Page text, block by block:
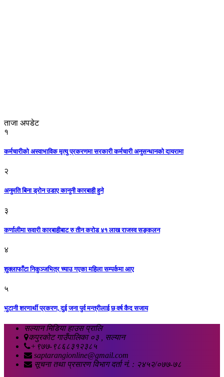
ताजा अपडेट
१
कर्मचारीको अस्वाभाविक मृत्यु प्रकरणमा सरकारी कर्मचारी अनुसन्धानको दायरामा
२
अनुमति बिना ड्रोन उडाए कानुनी कारबाही हुने
३
कर्णालीमा सवारी कारबाहीबाट रु तीन करोड ४१ लाख राजस्व सङ्कलन
४
शुक्लाफाँटा निकुञ्जभित्र च्याउ गएका महिला सम्पर्कमा आए
५
भुटानी शरणार्थी प्रकरण, दुई जना पुर्व मन्त्रीलाई छ वर्ष कैद सजाय
सल्यान मिडिया हाउस प्रालि
कपुरकोट गाउँपालिका ०३ , सल्यान
+९७७-९८६८३१२३८५
saptarangionline@gmail.com
सूचना तथा प्रसारण विभाग दर्ता नं. : २४५२/०७७-७८